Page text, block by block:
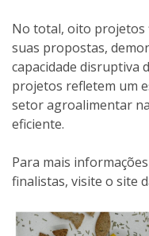
No total, oito projetos
suas propostas,
capacidade disruptiva
projetos refletem um
setor agroalimentar
eficiente.
Para mais
finalistas, visite o site